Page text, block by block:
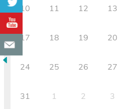
10 11 12 13
17 18 19 20
24 25 26 27
31 1 2 3